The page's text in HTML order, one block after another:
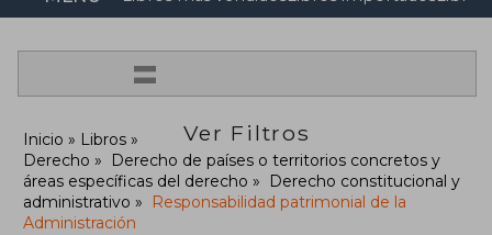
=
Ver Filtros
Inicio
Libros
Derecho
Derecho de países o territorios concretos y
áreas específicas del derecho
Derecho constitucional y
administrativo
Responsabilidad patrimonial de la
Administración